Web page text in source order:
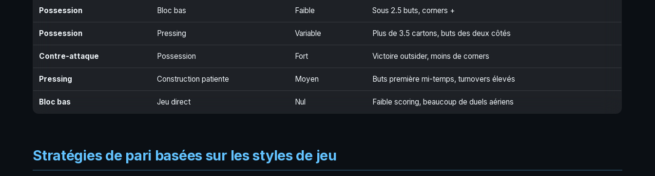
Possession Bloc bas Faible Sous 2.5 buts, corners +
Possession Pressing Variable Plus de 3.5 cartons, buts des deux côtés
Contre-attaque Possession Fort Victoire outsider, moins de corners
Pressing Construction patiente Moyen Buts première mi-temps, turnovers élevés
Bloc bas Jeu direct Nul Faible scoring, beaucoup de duels aériens
Stratégies de pari basées sur les styles de jeu